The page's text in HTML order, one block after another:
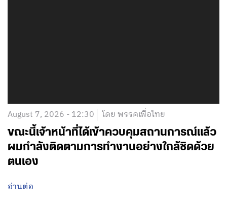
August 7, 2026 - 12:30 โดย พรรคเพื่อไทย
ขณะนี้เจ้าหน้าที่ได้เข้าควบคุมสถานการณ์แล้ว
ผมกำลังติดตามการทำงานอย่างใกล้ชิดด้วย
ตนเอง
อ่านต่อ